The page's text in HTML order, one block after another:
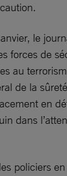
le
forces de
au
de la
en
dans
policiers